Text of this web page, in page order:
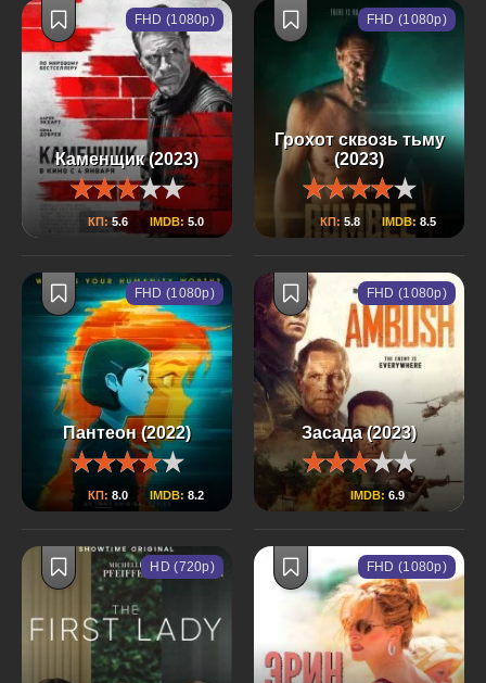
Каменщик (2023)
КП:5.6 IMDB: 5.0
FHD (1080p)
Грохот сквозь тьму
(2023)
КП: 5.8 IMDB: 8.5
FHD (1080p)
Пантеон (2022)
КП: 8.0 IMDB: 8.2
FHD (1080p)
Засада (2023)
IMDB: 6.9
FHD (1080p)
HD (720p) FHD (1080p)